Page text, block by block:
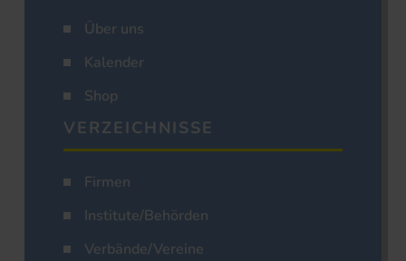
Über uns
Kalender
Shop
VERZEICHNISSE
Firmen
Institute/Behörden
Verbände/Vereine